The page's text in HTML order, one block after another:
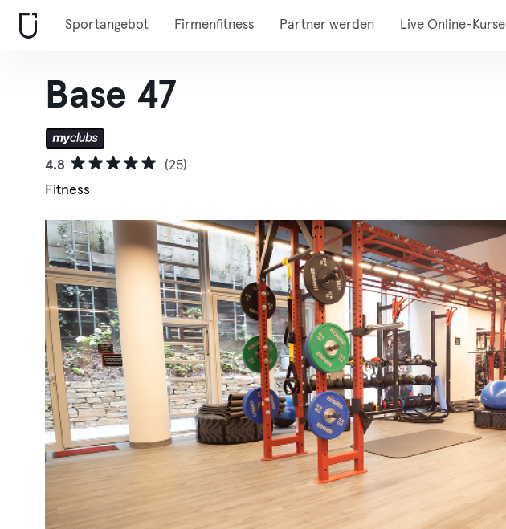
Sportangebot Firmenfitness Partner werden Live Online-Kurse
Base 47
4.8
(25)
Fitness